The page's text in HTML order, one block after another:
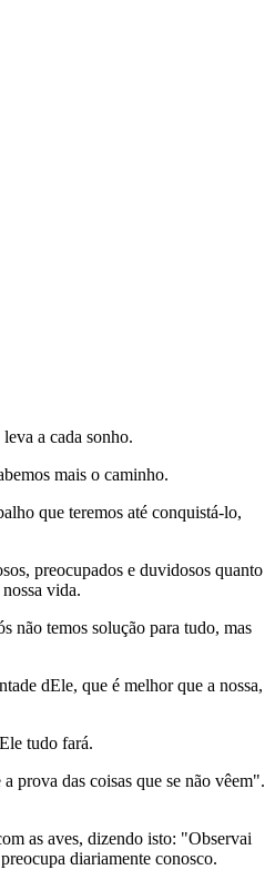
a cada sonho.
mais o caminho.
que teremos até conquistá-lo,
preocupados e duvidosos quanto
vida.
não temos solução para tudo, mas
dEle, que é melhor que a nossa,
tudo fará.
prova das coisas que se não vêem".
as aves, dizendo isto: "Observai
diariamente conosco.